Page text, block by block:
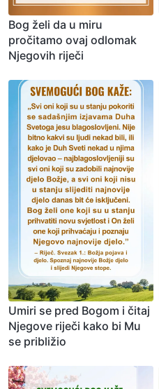
Bog želi da u miru
pročitamo ovaj odlomak
Njegovih riječi
Umiri se pred Bogom i čitaj
Njegove riječi kako bi Mu
se približio